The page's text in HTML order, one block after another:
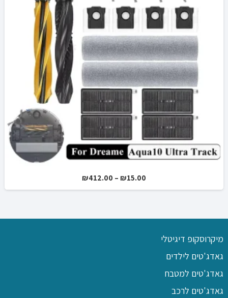
₪139.00
–
₪140.00
מחירים:
עד
מיקרוסקופ דיגיטלי
גאדג'טים לילדים
גאדג'טים למטבח
גאדג'טים לרכב